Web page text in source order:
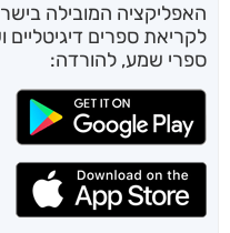
האפליקציה המובילה
לקריאת ספרים דיגיטליים
ספרי שמע, להורדה: